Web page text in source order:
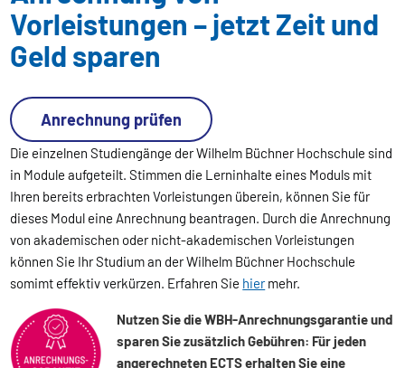
Vorleistungen – jetzt Zeit und
Geld sparen
Die einzelnen Studiengänge der Wilhelm Büchner Hochschule sind
in Module aufgeteilt. Stimmen die Lerninhalte eines Moduls mit
Ihren bereits erbrachten Vorleistungen überein, können Sie für
dieses Modul eine Anrechnung beantragen. Durch die Anrechnung
von akademischen oder nicht-akademischen Vorleistungen
können Sie Ihr Studium an der Wilhelm Büchner Hochschule
somimt effektiv verkürzen. Erfahren Sie hiermehr.
Nutzen Sie die WBH-Anrechnungsgarantie und
sparen Sie zusätzlich Gebühren: Für jeden
angerechneten ECTS erhalten Sie eine
Anrechnung prüfen